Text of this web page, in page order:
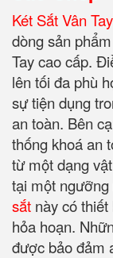
Két Sắt Vân
dòng sản
Tay cao cấp.
lên tối đa phù
sự tiện dụng
an toàn. Bên
thống khoá an
từ một dạng
tại một ngưỡng
sắt này có
hỏa hoạn.
được bảo đảm